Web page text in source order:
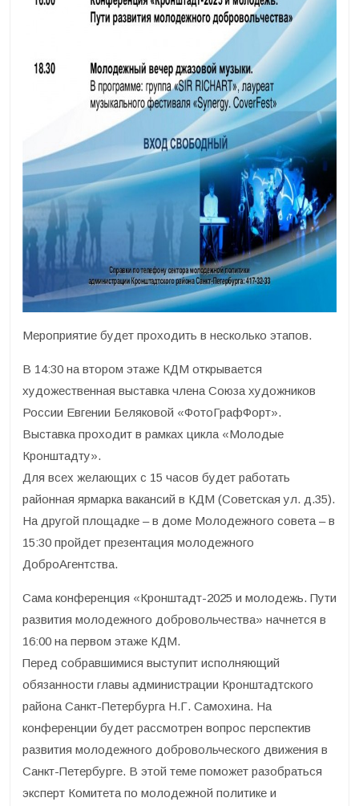
Мероприятие будет проходить в несколько этапов.
В 14:30 на втором этаже КДМ открывается
художественная выставка члена Союза художников
России Евгении Беляковой «ФотоГрафФорт».
Выставка проходит в рамках цикла «Молодые
Кронштадту».
Для всех желающих с 15 часов будет работать
районная ярмарка вакансий в КДМ (Советская ул. д.35).
На другой площадке – в доме Молодежного совета – в
15:30 пройдет презентация молодежного
ДоброАгентства.
Сама конференция «Кронштадт-2025 и молодежь. Пути
развития молодежного добровольчества» начнется в
16:00 на первом этаже КДМ.
Перед собравшимися выступит исполняющий
обязанности главы администрации Кронштадтского
района Санкт-Петербурга Н.Г. Самохина. На
конференции будет рассмотрен вопрос перспектив
развития молодежного добровольческого движения в
Санкт-Петербурге. В этой теме поможет разобраться
эксперт Комитета по молодежной политике и